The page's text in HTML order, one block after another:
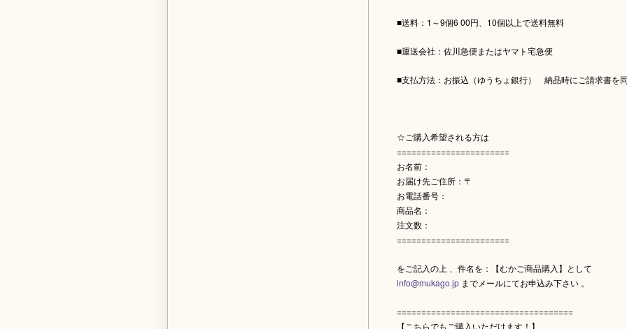
■送料：1～9個6 00円、10個以上で送料無料
■運送会社：佐川急便またはヤマト宅急便
■支払方法：お振込（ゆうちょ銀行） 納品時にご請求書を同
☆ご購入希望される方は
=======================
お名前：
お届け先ご住所：〒
お電話番号：
商品名：
注文数：
=======================
をご記入の上 、件名を：【むかご商品購入】として
info@mukago.jpまでメールにてお申込み下さい 。
====================================
【こちらでもご購入いただけます！】